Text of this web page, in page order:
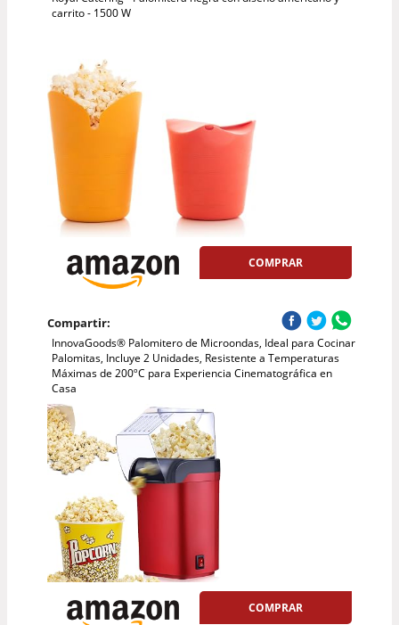
carrito - 1500 W
COMPRAR
Compartir:
InnovaGoods® Palomitero de Microondas, Ideal para Cocinar
Palomitas, Incluye 2 Unidades, Resistente a Temperaturas
Máximas de 200ºC para Experiencia Cinematográfica en
Casa
COMPRAR